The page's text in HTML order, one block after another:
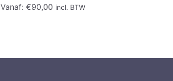
Vanaf: €90,00 incl. BTW